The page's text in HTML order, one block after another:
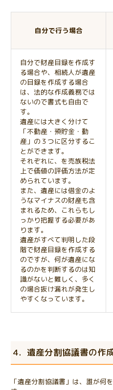
自分で行う場合
自分で財産目録を作成す
る場合や、相続人が遺産
の目録を作成する場合
は、法的な作成義務では
ないので書式も自由で
す。
遺産には大きく分けて
「不動産・預貯金・動
産」の３つに区分するこ
とができます。
それぞれに、を売族税法
上で価値の評価方法が定
められています。
また、遺産には借金のよ
うなマイナスの財産も含
まれるため、これらもし
っかり把握する必要があ
ります。
遺産がすべて判明した段
階で財産目録を作成する
のですが、何が遺産にな
るのかを判断するのは知
識がないと難しく、多く
の場合抜け漏れが発生し
やすくなっています。
4．遺産分割協議書の作
「遺産分割協議書」は、誰が何